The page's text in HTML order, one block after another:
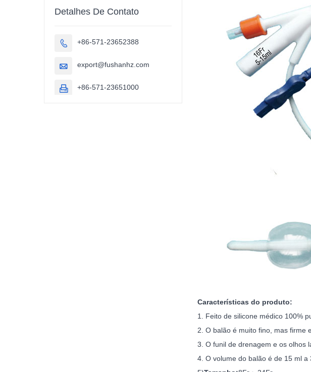
Características do produto:
1. Feito de silicone médico 100%
2. O balão é muito fino, mas firme
3. O funil de drenagem e os olhos
4. O volume do balão é de 15 ml
Detalhes De Contato
 +86-571-23652388
 export@fushanhz.com
 +86-571-23651000